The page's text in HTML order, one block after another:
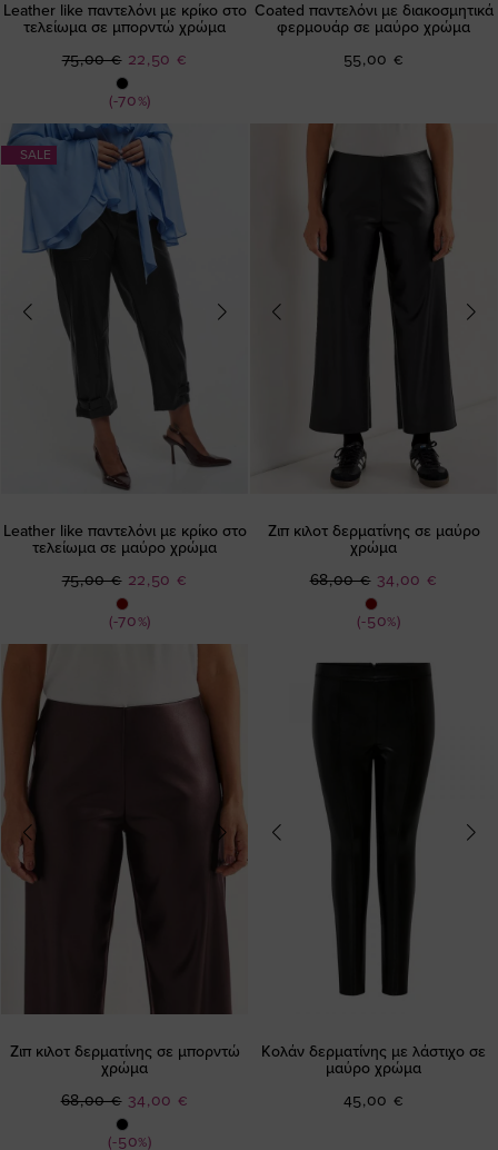
Leather like παντελόνι με κρίκο στο
τελείωμα σε μπορντώ χρώμα
(-70%)
Ειδική
Τιμή
22,50 €
75,00 €
Coated παντελόνι με διακοσμητικά
φερμουάρ σε μαύρο χρώμα
55,00 €
SALE
Leather like παντελόνι με κρίκο στο
τελείωμα σε μαύρο χρώμα
(-70%)
Ειδική
Τιμή
22,50 €
75,00 €
Ζιπ κιλοτ δερματίνης σε μαύρο
χρώμα
(-50%)
Ειδική
Τιμή
34,00 €
68,00 €
Ζιπ κιλοτ δερματίνης σε μπορντώ
χρώμα
(-50%)
Ειδική
Τιμή
34,00 €
68,00 €
Κολάν δερματίνης με λάστιχο σε
μαύρο χρώμα
45,00 €